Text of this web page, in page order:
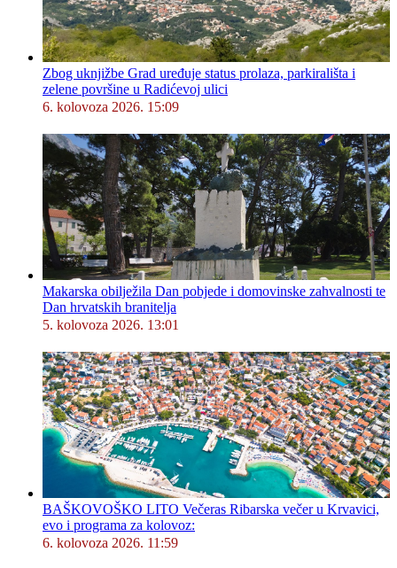
Zbog uknjižbe Grad uređuje status prolaza, parkirališta i
zelene površine u Radićevoj ulici
6. kolovoza 2026. 15:09
Makarska obilježila Dan pobjede i domovinske zahvalnosti te
Dan hrvatskih branitelja
5. kolovoza 2026. 13:01
BAŠKOVOŠKO LITO Večeras Ribarska večer u Krvavici,
evo i programa za kolovoz:
6. kolovoza 2026. 11:59